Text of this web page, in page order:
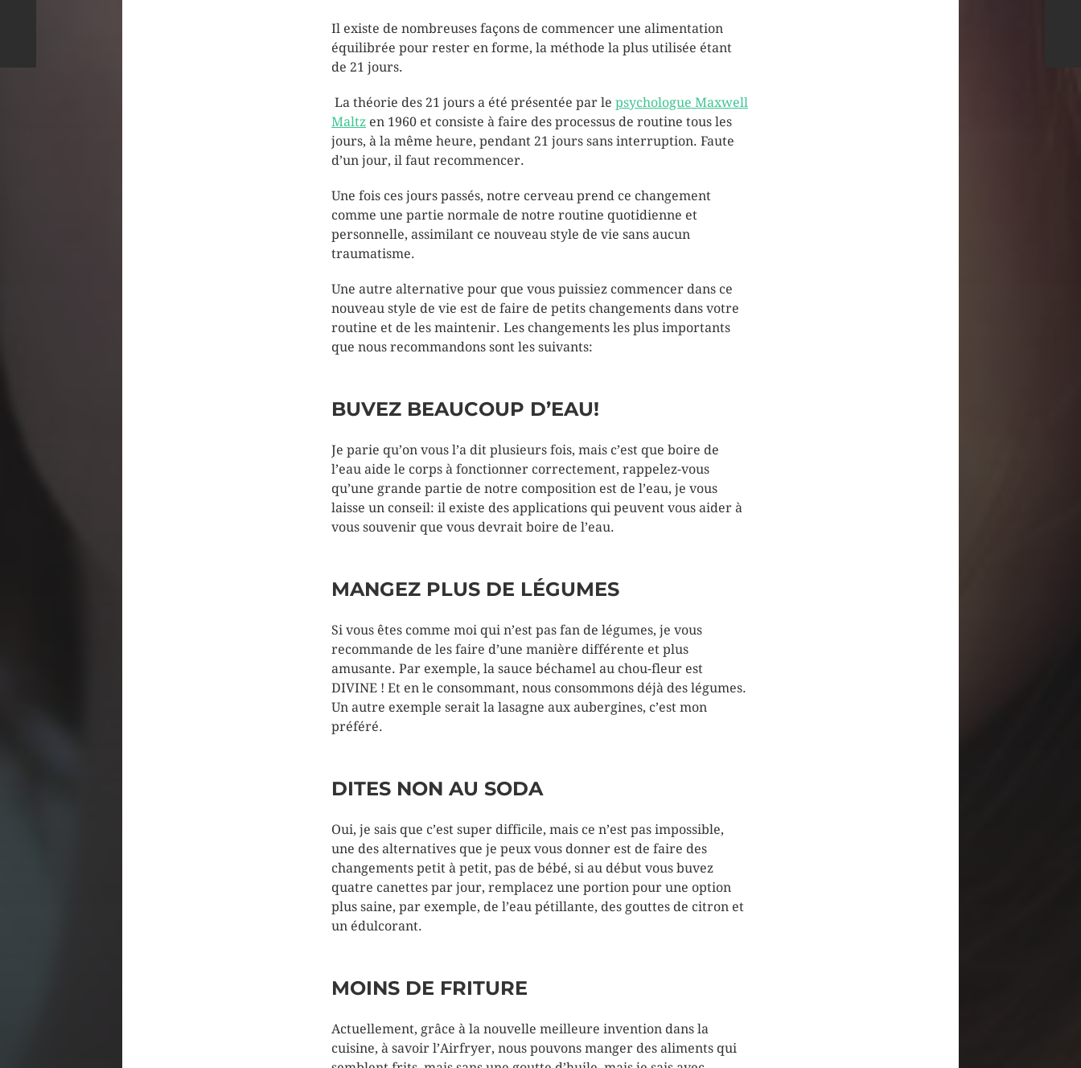
Il existe de nombreuses façons de commencer une alimentation
équilibrée pour rester en forme, la méthode la plus utilisée étant
de 21 jours.
La théorie des 21 jours a été présentée par le psychologue Maxwell
Maltz en 1960 et consiste à faire des processus de routine tous les
jours, à la même heure, pendant 21 jours sans interruption. Faute
d’un jour, il faut recommencer.
Une fois ces jours passés, notre cerveau prend ce changement
comme une partie normale de notre routine quotidienne et
personnelle, assimilant ce nouveau style de vie sans aucun
traumatisme.
Une autre alternative pour que vous puissiez commencer dans ce
nouveau style de vie est de faire de petits changements dans votre
routine et de les maintenir. Les changements les plus importants
que nous recommandons sont les suivants:
BUVEZ BEAUCOUP D’EAU!
Je parie qu’on vous l’a dit plusieurs fois, mais c’est que boire de
l’eau aide le corps à fonctionner correctement, rappelez-vous
qu’une grande partie de notre composition est de l’eau, je vous
laisse un conseil: il existe des applications qui peuvent vous aider à
vous souvenir que vous devrait boire de l’eau.
MANGEZ PLUS DE LÉGUMES
Si vous êtes comme moi qui n’est pas fan de légumes, je vous
recommande de les faire d’une manière différente et plus
amusante. Par exemple, la sauce béchamel au chou-fleur est
DIVINE ! Et en le consommant, nous consommons déjà des légumes.
Un autre exemple serait la lasagne aux aubergines, c’est mon
préféré.
DITES NON AU SODA
Oui, je sais que c’est super difficile, mais ce n’est pas impossible,
une des alternatives que je peux vous donner est de faire des
changements petit à petit, pas de bébé, si au début vous buvez
quatre canettes par jour, remplacez une portion pour une option
plus saine, par exemple, de l’eau pétillante, des gouttes de citron et
un édulcorant.
MOINS DE FRITURE
Actuellement, grâce à la nouvelle meilleure invention dans la
cuisine, à savoir l’Airfryer, nous pouvons manger des aliments qui